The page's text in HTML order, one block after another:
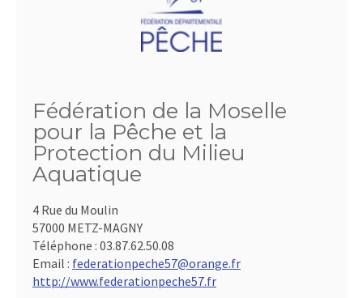
Fédération de la Moselle
pour la Pêche et la
Protection du Milieu
Aquatique
4 Rue du Moulin
57000 METZ-MAGNY
Téléphone : 03.87.62.50.08
Email : federationpeche57@orange.fr
http://www.federationpeche57.fr